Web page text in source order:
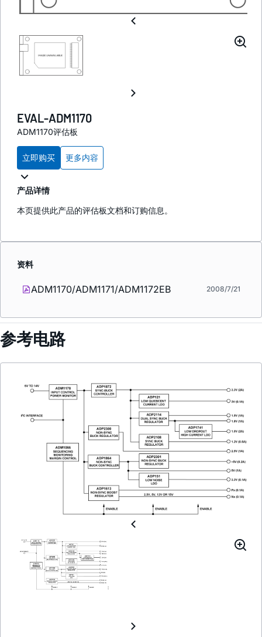
EVAL-ADM1170
ADM1170评估板
立即购买 更多内容
产品详情
本页提供此产品的评估板文档和订购信息。
资料
ADM1170/ADM1171/ADM1172EB 2008/7/21
参考电路